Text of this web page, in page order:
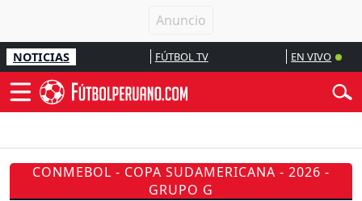
NOTICIAS FÚTBOL TV EN VIVO
CONMEBOL - COPA SUDAMERICANA - 2026 -
GRUPO G